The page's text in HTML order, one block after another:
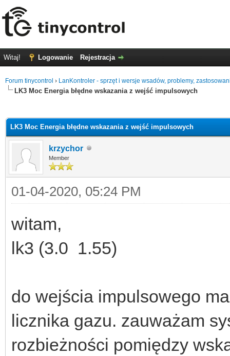
Witaj! Logowanie Rejestracja
Forum tinycontrol › LanKontroler - sprzęt i wersje wsadów, problemy,
LK3 Moc Energia błędne wskazania z wejść impulsowych
LK3 Moc Energia błędne wskazania z wejść impulsowych
krzychor
Member
01-04-2020, 05:24 PM
witam,
lk3 (3.0 1.55)
do wejścia impulsowego
licznika gazu. zauważam
rozbieżności pomiędzy